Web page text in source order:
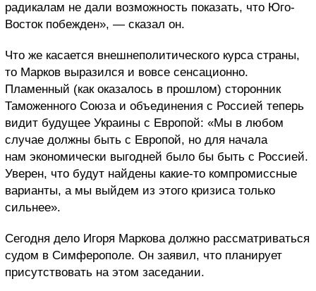
радикалам не дали возможность показать, что Юго-
Восток побежден», — сказал он.
Что же касается внешнеполитического курса страны,
то Марков выразился и вовсе сенсационно.
Пламенный (как оказалось в прошлом) сторонник
Таможенного Союза и объединения с Россией теперь
видит будущее Украины с Европой: «Мы в любом
случае должны быть с Европой, но для начала
нам экономически выгодней было бы быть с Россией.
Уверен, что будут найдены какие-то компромиссные
варианты, а мы выйдем из этого кризиса только
сильнее».
Сегодня дело Игоря Маркова должно рассматриваться
судом в Симферополе. Он заявил, что планирует
присутствовать на этом заседании.